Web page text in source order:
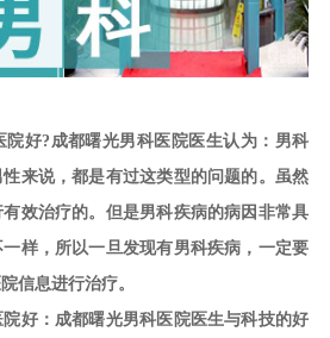
院好?成都曙光男科医院医生认为：男科
来说，都是有过这类型的问题的。虽然
效治疗的。但是男科疾病的病因非常具
样，所以一旦发现有男科疾病，一定要
信息进行治疗。
：成都曙光男科医院医生与科技的好